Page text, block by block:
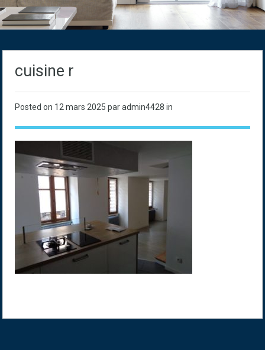
cuisine r
Posted on 12 mars 2025 par admin4428 in